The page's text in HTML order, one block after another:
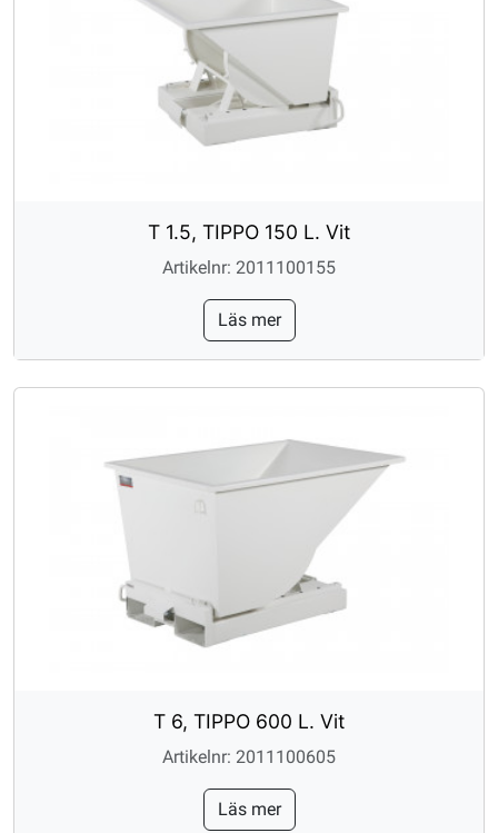
T 1.5, TIPPO 150 L. Vit
Artikelnr: 2011100155
Läs mer
T 6, TIPPO 600 L. Vit
Artikelnr: 2011100605
Läs mer